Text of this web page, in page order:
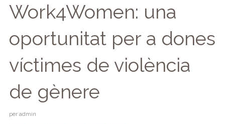
Work4Women: una
oportunitat per a dones
víctimes de violència
de gènere
per admin